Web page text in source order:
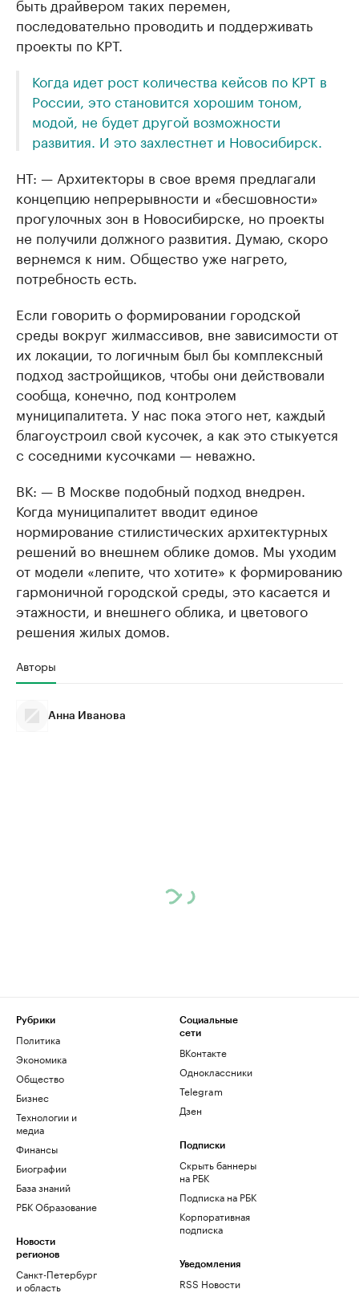
последовательно проводить и поддерживать
проекты по КРТ.
Когда идет рост количества кейсов по КРТ в
России, это становится хорошим тоном,
модой, не будет другой возможности
развития. И это захлестнет и Новосибирск.
НТ: — Архитекторы в свое время предлагали
концепцию непрерывности и «бесшовности»
прогулочных зон в Новосибирске, но проекты
не получили должного развития. Думаю, скоро
вернемся к ним. Общество уже нагрето,
потребность есть.
Если говорить о формировании городской
среды вокруг жилмассивов, вне зависимости от
их локации, то логичным был бы комплексный
подход застройщиков, чтобы они действовали
сообща, конечно, под контролем
муниципалитета. У нас пока этого нет, каждый
благоустроил свой кусочек, а как это стыкуется
с соседними кусочками — неважно.
ВК: — В Москве подобный подход внедрен.
Когда муниципалитет вводит единое
нормирование стилистических архитектурных
решений во внешнем облике домов. Мы уходим
от модели «лепите, что хотите» к формированию
гармоничной городской среды, это касается и
этажности, и внешнего облика, и цветового
решения жилых домов.
Авторы
Анна Иванова
Рубрики
Политика
Экономика
Общество
Бизнес
Технологии и
медиа
Финансы
Биографии
База знаний
РБК Образование
Новости
регионов
Санкт-Петербург
и область
Социальные
сети
ВКонтакте
Одноклассники
Telegram
Дзен
Подписки
Скрыть баннеры
на РБК
Подписка на РБК
Корпоративная
подписка
Уведомления
RSS Новости